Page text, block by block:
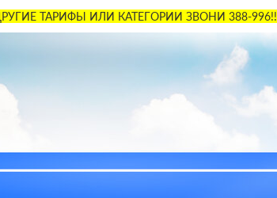
ТАРИФЫ ИЛИ КАТЕГОРИИ ЗВОНИ 388-